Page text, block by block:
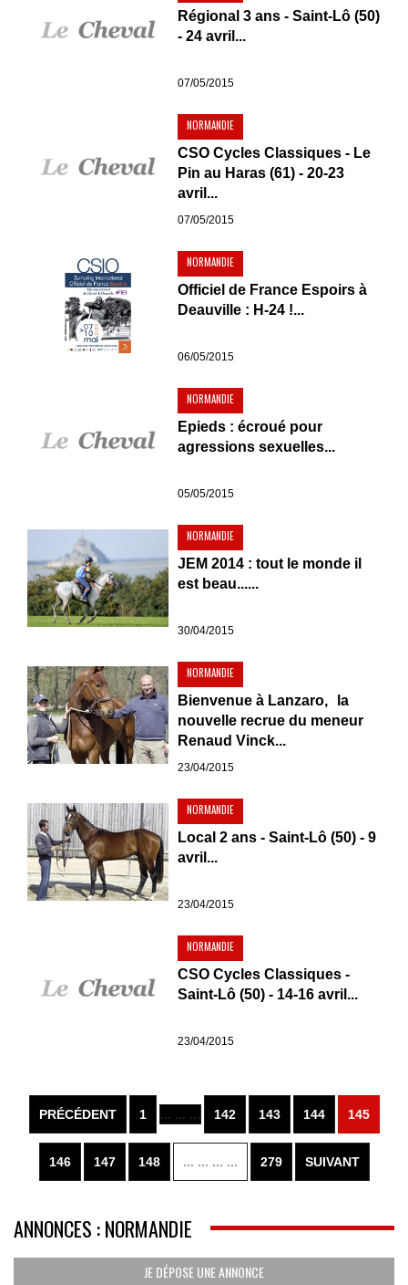
Régional 3 ans - Saint-Lô (50)
- 24 avril...
07/05/2015
NORMANDIE
CSO Cycles Classiques - Le
Pin au Haras (61) - 20-23
avril...
07/05/2015
NORMANDIE
Officiel de France Espoirs à
Deauville : H-24 !...
06/05/2015
NORMANDIE
Epieds : écroué pour
agressions sexuelles...
05/05/2015
NORMANDIE
JEM 2014 : tout le monde il
est beau......
30/04/2015
NORMANDIE
Bienvenue à Lanzaro, la
nouvelle recrue du meneur
Renaud Vinck...
23/04/2015
NORMANDIE
Local 2 ans - Saint-Lô (50) - 9
avril...
23/04/2015
NORMANDIE
CSO Cycles Classiques -
Saint-Lô (50) - 14-16 avril...
23/04/2015
PRÉCÉDENT 1 ... ... ... 142 143 144 145
146 147 148 ... ... ... ... 279 SUIVANT
ANNONCES : NORMANDIE
JE DÉPOSE UNE ANNONCE